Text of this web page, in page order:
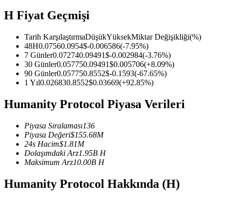
USDC Vadeli İşlemleri
H Fiyat Geçmişi
Tarih KarşılaştırmaDüşükYüksekMiktar Değişikliği(%)
48H0.07560.0954$-0.006586(-7.95%)
7 Günler0.072740.09491$-0.002984(-3.76%)
30 Günler0.057750.09491$0.005706(+8.09%)
90 Günler0.057750.8552$-0.1593(-67.65%)
1 Yıl0.026830.8552$0.03669(+92.85%)
Humanity Protocol Piyasa Verileri
Piyasa Sıralaması136
Piyasa Değeri$155.68M
24s Hacim$1.81M
Dolaşımdaki Arz1.95B H
Maksimum Arz10.00B H
Humanity Protocol Hakkında (H)